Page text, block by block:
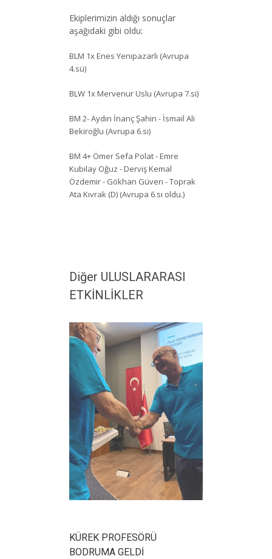
Ekiplerimizin aldığı sonuçlar
aşağıdaki gibi oldu:
BLM 1x Enes Yenipazarlı (Avrupa
4.sü)
BLW 1x Mervenur Uslu (Avrupa 7.si)
BM 2- Aydın İnanç Şahin - İsmail Ali
Bekiroğlu (Avrupa 6.sı)
BM 4+ Ömer Sefa Polat - Emre
Kubilay Oğuz - Derviş Kemal
Özdemir - Gökhan Güven - Toprak
Ata Kıvrak (D) (Avrupa 6.sı oldu.)
Diğer ULUSLARARASI
ETKİNLİKLER
KÜREK PROFESÖRÜ
BODRUMA GELDİ